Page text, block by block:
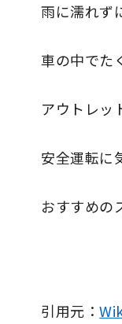
雨に濡れず
車の中でた
アウトレッ
安全運転に
おすすめの
引用元：